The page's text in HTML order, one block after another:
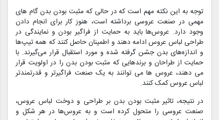
توجه به این نکته مهم است که در حالی که مثبت بودن بدن گام های
مهمی در صنعت عروسی برداشته است، هنوز کار برای انجام دادن
وجود دارد. عروس‌ها باید به حمایت از فراگیر بودن و نمایندگی در
طراحی لباس عروس ادامه دهند و اطمینان حاصل کنند که همه تیپ‌ها
و اندازه‌های بدن جشن گرفته شده و مورد استقبال قرار می‌گیرند. با
حمایت از طراحان و برندهایی که مثبت بودن بدن را در اولویت قرار
می دهند، عروس ها می توانند به یک صنعت فراگیرتر و قدرتمندتر
لباس عروس کمک کنند.
در نتیجه، تاثیر مثبت بودن بدن بر طراحی و دوخت لباس عروس،
صنعت عروسی را متحول کرده است و به عروس‌ها در هر شکل و